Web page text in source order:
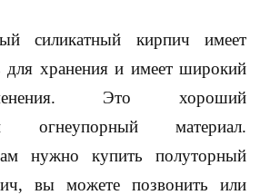
кирпич имеет
хранения и имеет широкий
Это хороший
огнеупорный материал.
нужно купить полуторный
вы можете позвонить или